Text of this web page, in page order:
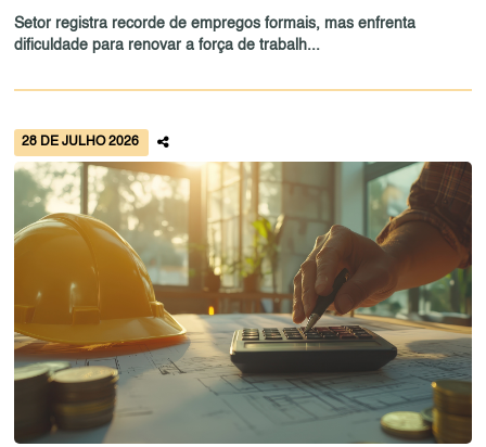
Setor registra recorde de empregos formais, mas enfrenta
dificuldade para renovar a força de trabalh...
28 DE JULHO 2026